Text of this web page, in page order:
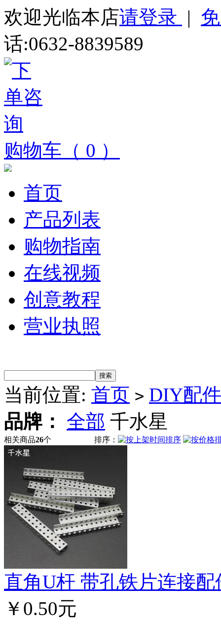
欢迎光临本店请登录 |
话:0632-8839589
购物车（ 0 ）
首页
产品列表
购物指南
在线视频
创意教程
营业执照
当前位置: 首页 > DIY配件
品牌：
全部 千水星
相关商品26个 排序：
直角U杆 带孔铁片连接配
￥0.50元